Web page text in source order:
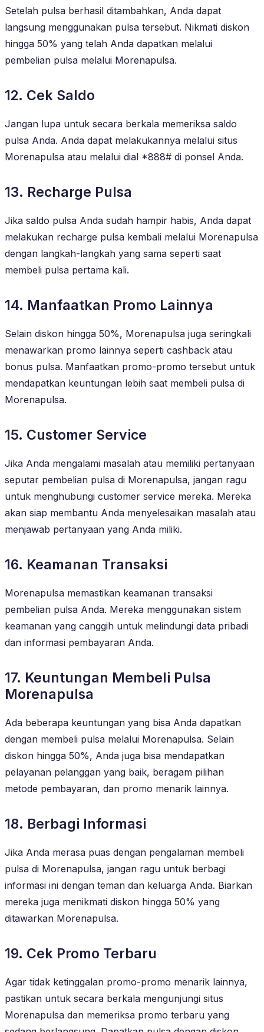
Setelah pulsa berhasil ditambahkan, Anda dapat
langsung menggunakan pulsa tersebut. Nikmati diskon
hingga 50% yang telah Anda dapatkan melalui
pembelian pulsa melalui Morenapulsa.
12. Cek Saldo
Jangan lupa untuk secara berkala memeriksa saldo
pulsa Anda. Anda dapat melakukannya melalui situs
Morenapulsa atau melalui dial *888# di ponsel Anda.
13. Recharge Pulsa
Jika saldo pulsa Anda sudah hampir habis, Anda dapat
melakukan recharge pulsa kembali melalui Morenapulsa
dengan langkah-langkah yang sama seperti saat
membeli pulsa pertama kali.
14. Manfaatkan Promo Lainnya
Selain diskon hingga 50%, Morenapulsa juga seringkali
menawarkan promo lainnya seperti cashback atau
bonus pulsa. Manfaatkan promo-promo tersebut untuk
mendapatkan keuntungan lebih saat membeli pulsa di
Morenapulsa.
15. Customer Service
Jika Anda mengalami masalah atau memiliki pertanyaan
seputar pembelian pulsa di Morenapulsa, jangan ragu
untuk menghubungi customer service mereka. Mereka
akan siap membantu Anda menyelesaikan masalah atau
menjawab pertanyaan yang Anda miliki.
16. Keamanan Transaksi
Morenapulsa memastikan keamanan transaksi
pembelian pulsa Anda. Mereka menggunakan sistem
keamanan yang canggih untuk melindungi data pribadi
dan informasi pembayaran Anda.
17. Keuntungan Membeli Pulsa
Morenapulsa
Ada beberapa keuntungan yang bisa Anda dapatkan
dengan membeli pulsa melalui Morenapulsa. Selain
diskon hingga 50%, Anda juga bisa mendapatkan
pelayanan pelanggan yang baik, beragam pilihan
metode pembayaran, dan promo menarik lainnya.
18. Berbagi Informasi
Jika Anda merasa puas dengan pengalaman membeli
pulsa di Morenapulsa, jangan ragu untuk berbagi
informasi ini dengan teman dan keluarga Anda. Biarkan
mereka juga menikmati diskon hingga 50% yang
ditawarkan Morenapulsa.
19. Cek Promo Terbaru
Agar tidak ketinggalan promo-promo menarik lainnya,
pastikan untuk secara berkala mengunjungi situs
Morenapulsa dan memeriksa promo terbaru yang